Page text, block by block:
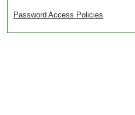
Password Access Policies